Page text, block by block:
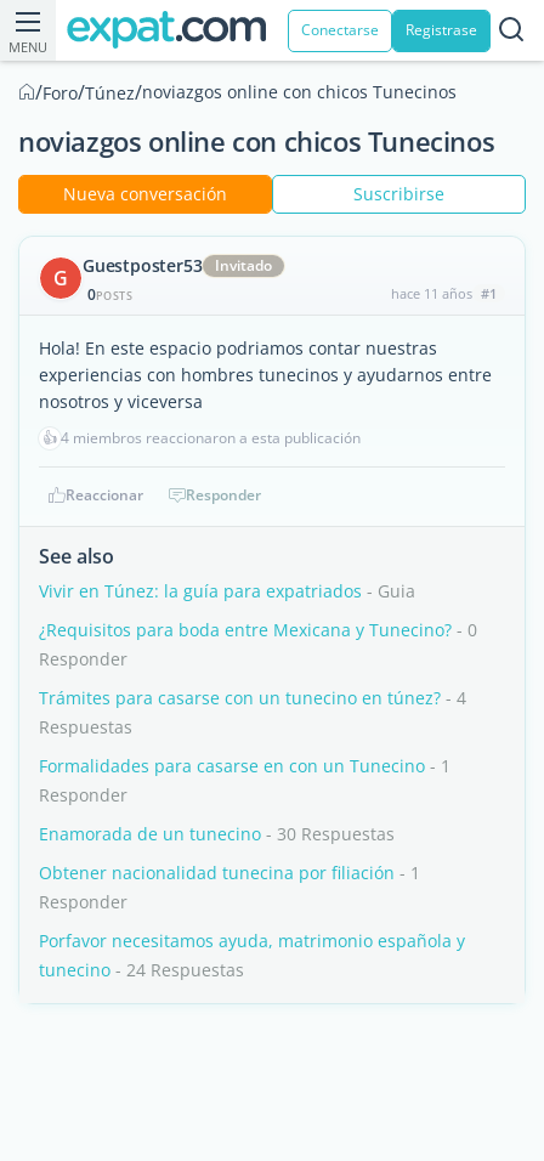
MENU
Conectarse Registrase
/Foro/Túnez/noviazgos online con chicos Tunecinos
noviazgos online con chicos Tunecinos
Nueva conversación Suscribirse
G Guestposter53
Invitado
0POSTS hace 11 años #1
Hola! En este espacio podriamos contar nuestras
experiencias con hombres tunecinos y ayudarnos entre
nosotros y viceversa
👍4 miembros reaccionaron a esta publicación
Reaccionar Responder
See also
Vivir en Túnez: la guía para expatriados - Guia
¿Requisitos para boda entre Mexicana y Tunecino? - 0
Responder
Trámites para casarse con un tunecino en túnez? - 4
Respuestas
Formalidades para casarse en con un Tunecino - 1
Responder
Enamorada de un tunecino - 30 Respuestas
Obtener nacionalidad tunecina por filiación - 1
Responder
Porfavor necesitamos ayuda, matrimonio española y
tunecino - 24 Respuestas